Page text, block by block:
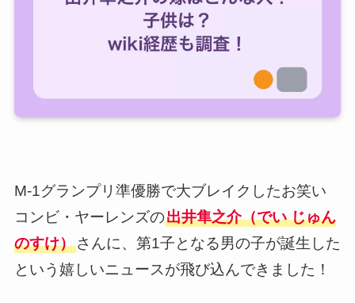
M-1グランプリ準優勝で大ブレイクしたお笑い
コンビ・ヤーレンズの出井隼之介（でい じゅん
のすけ）さんに、第1子となる男の子が誕生した
という嬉しいニュースが飛び込んできました！